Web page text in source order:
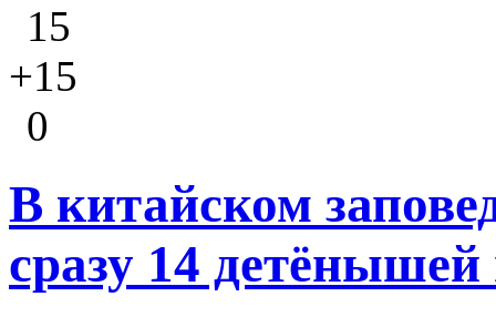
15
+15
0
В китайском
сразу 14 детёнышей